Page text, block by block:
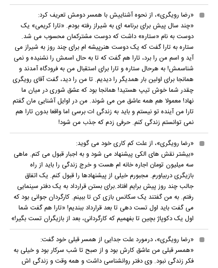
«رضا رویگری»، از نحوه آشناییش با همسر دومش تعریف کرد:
«چند سال پیش برای برنامه ای به شیراز رفته بودم. «تارا کریمی» یک
دوست به نام «ستاره» داشت که دوست مشترکمان محسوب می شد.
ستاره به تارا گفت که یک دوست هنرپیشه ام برای چند روز به شیراز می
آید و اسم من را برد، تارا هم گفت که تا به حال اسمش را نشنیده و نمی
شناسمش! به هرحال ستاره و تارا برای استقبال من به فرودگاه آمدند و
همانجا برای اولین بار همدیگر را دیدیم. تا من را دید، گفت آقای رویگری
چقدر شما خوش تیپ هستید! همانجا بود که عشق شوری در میان ما
نهاد! معمولا هم همه عاشق من می شوند. من در اوایل آشنایی مان گفتم
تارا من آینده تو نیستم و باید به زندگی ات برسی اما واقعا بدون تارا هم
نمی توانستم زندگی کنم. حرفی زدم که جذب من شود!
«رضا رویگری»، از علت کم کاری خود می گوید:
«بیشتر نقش های الکی پیشنهاد می شود و به اجبار قبول می کنم. ماهی
سه میلیون تومان اجاره خانه ام هست و خرج زندگی را باید از راه
بازیگری دربیاورم. مجبورم خیلی از پیشنهادها را قبول کنم. یک اتفاق
جالب چند روز پیش برایم افتاد.برای بستن قرارداد به یک دفتر سینمایی
رفتم. به من گفتند یک سکانس بازی کن تا ببینم. کارگردان جوانی بود که
می گفت باید اول تست دهی تا بعد قرارداد ببندیم! «تارا هم گفت شما
اول یک دکوپاژ بچین تا بفهمیم که کارگردانی، بعد از بازیگران تست بگیر!»
«رضا رویگری»، درمورد علت جدایی از همسر قبلی خود گفت:
«همسر قبلی من عاشق کارش بود و از صبح تا شب سرکار بود و خیلی به
فکر زندگی نبود. وی دفتر روانشناسی داشت و همه وقت و زندگی اش